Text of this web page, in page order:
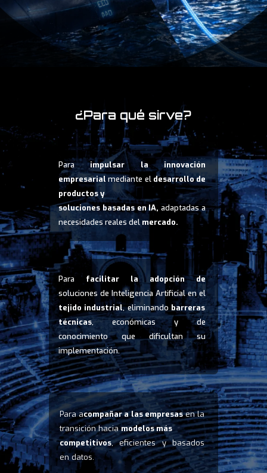
¿Para qué sirve?
Paraimpulsar la innovación
empresarial mediante el desarrollo de
productos y
soluciones basadas en IA, adaptadas a
necesidades reales delmercado.
Para facilitar la adopción de
soluciones de Inteligencia Artificial en el
tejido industrial, eliminando barreras
técnicas, económicas y de
conocimiento que dificultan su
implementación.
Para acompañar a las empresasen la
transición haciamodelos más
competitivos, eficientes y basados
en datos.